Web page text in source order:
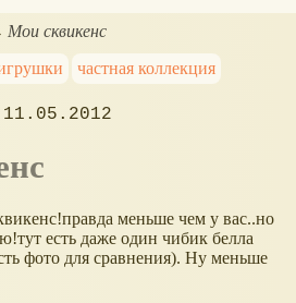
Мои сквикенс
частная коллекция
11.05.2012
меньше чем у вас..но
есть даже один чибик белла
фото для сравнения). Ну меньше